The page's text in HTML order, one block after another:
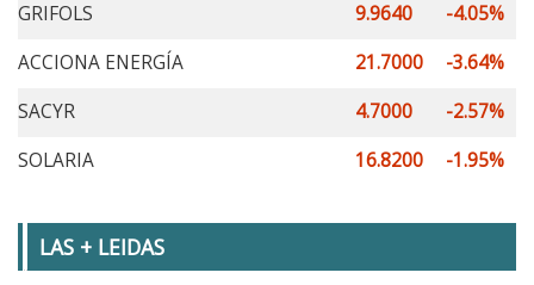
GRIFOLS
9.9640
-4.05%
ACCIONA ENERGÍA
21.7000
-3.64%
SACYR
4.7000
-2.57%
SOLARIA
16.8200 -1.95%
LAS + LEIDAS